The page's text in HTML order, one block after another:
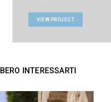
VIEW PROJECT
INTERESSARTI